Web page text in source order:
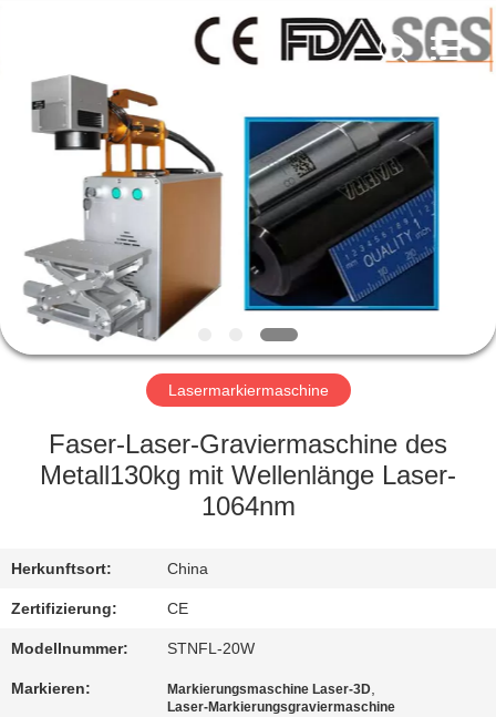
HOME
PRODUKTE
WIR
ÜBER
UNS
WERKSFÜHRUNG
QUALITY
KONTAKTIEREN
SIE
UNS
Reserved.
Lasermarkiermaschine
Faser-Laser-Graviermaschine des
Metall130kg mit Wellenlänge Laser-
1064nm
Herkunftsort: China
Zertifizierung: CE
Modellnummer: STNFL-20W
Markieren: Markierungsmaschine Laser-3D,
Laser-Markierungsgraviermaschine